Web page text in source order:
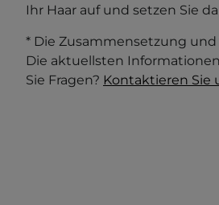
Ihr Haar auf und setzen Sie
* Die Zusammensetzung
Die aktuellsten
Sie Fragen? Kontaktieren Sie